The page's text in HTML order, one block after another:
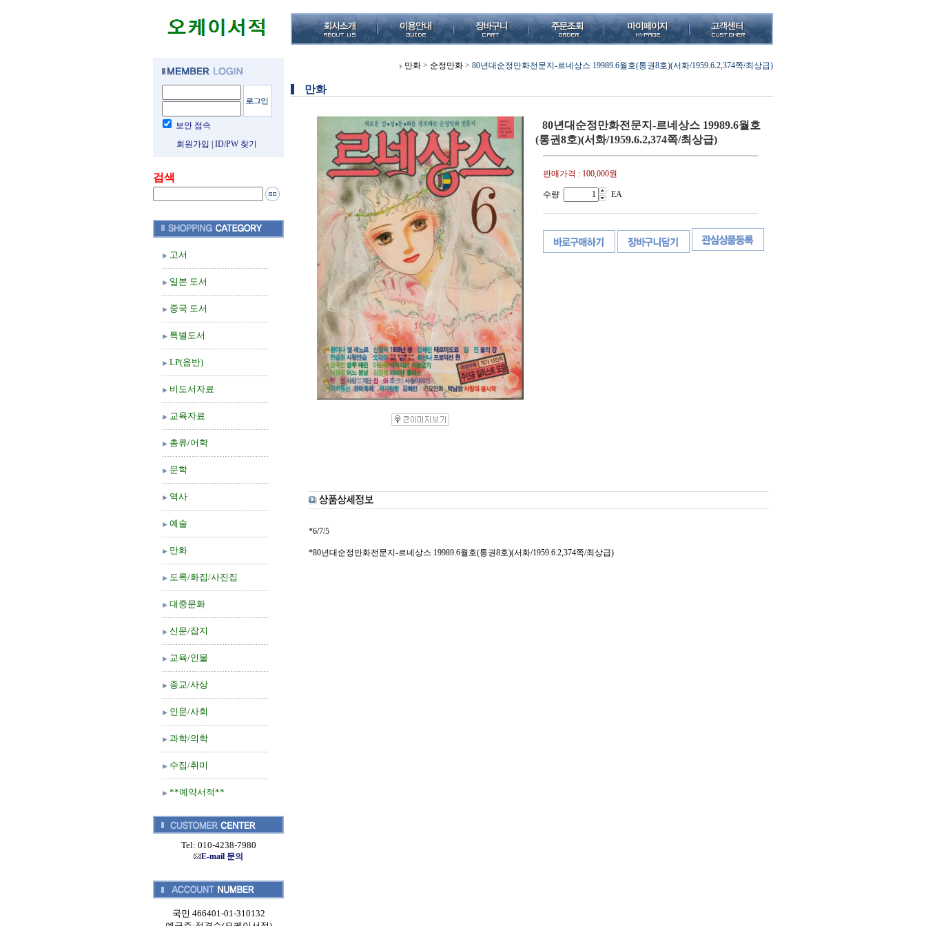
보안 접속
회원가입
ID/PW 찾기
검색
고서
일본 도서
중국 도서
특별도서
LP(음반)
비도서자료
교육자료
총류/어학
문학
역사
예술
만화
도록/화집/사진집
대중문화
신문/잡지
교육/인물
종교/사상
인문/사회
과학/의학
수집/취미
**예약서적**
Tel: 010-4238-7980
E-mail 문의
국민 466401-01-310132
만화 > 순정만화 > 80년대순정만화전문지-르네상스 19989.6월호(통권8호)(서화/1959.6.2,374쪽/최상급)
만화
80년대순정만화전문지-르네상스 19989.6월호
(통권8호)(서화/1959.6.2,374쪽/최상급)
판매가격 : 100,000원
수량 EA
*6/7/5
*80년대순정만화전문지-르네상스 19989.6월호(통권8호)(서화/1959.6.2,374쪽/최상급)